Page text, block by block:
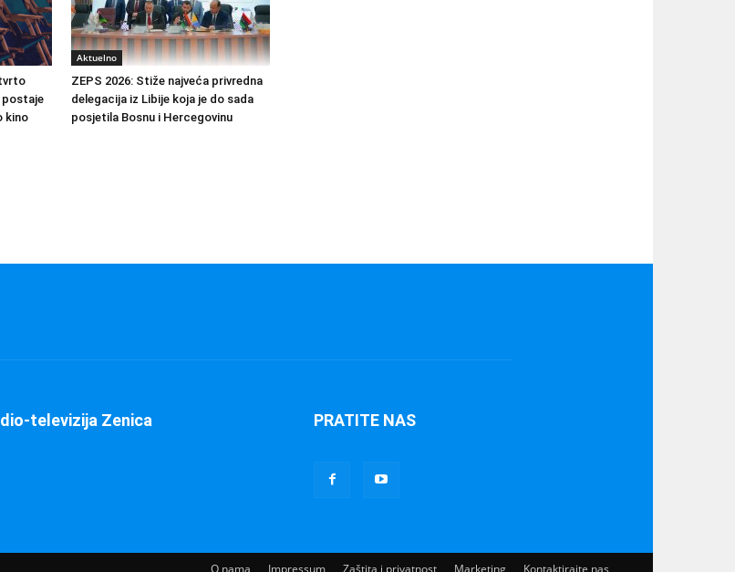
postaje
kino
Aktuelno
ZEPS 2026: Stiže najveća privredna
delegacija iz Libije koja je do sada
posjetila Bosnu i Hercegovinu
televizija Zenica PRATITE NAS